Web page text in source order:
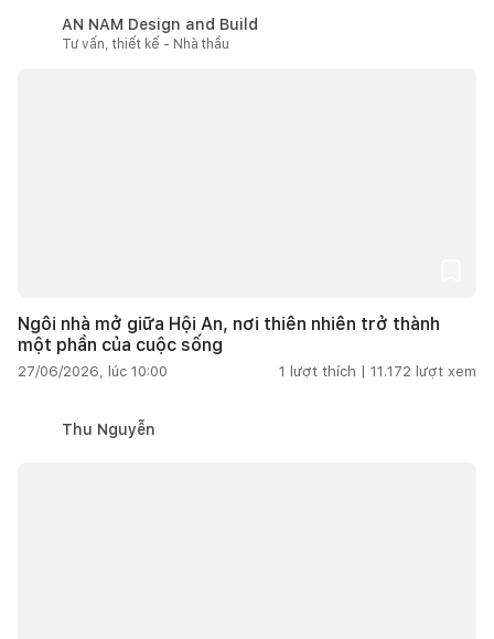
AN NAM Design and Build
Tư vấn, thiết kế - Nhà thầu
Ngôi nhà mở giữa Hội An, nơi thiên nhiên trở thành
một phần của cuộc sống
27/06/2026, lúc 10:00 1 lượt thích | 11.172 lượt xem
Thu Nguyễn